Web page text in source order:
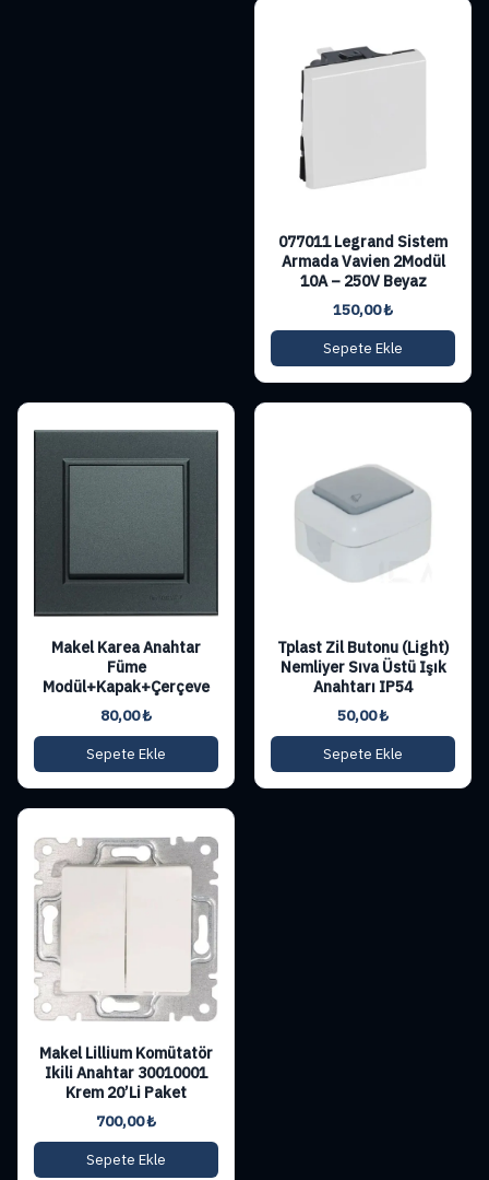
077011 Legrand Sistem
Armada Vavien 2Modül
10A – 250V Beyaz
150,00₺
Sepete Ekle
Makel Karea Anahtar
Füme
Modül+Kapak+Çerçeve
80,00₺
Sepete Ekle
Tplast Zil Butonu (Light)
Nemliyer Sıva Üstü Işık
Anahtarı IP54
50,00₺
Sepete Ekle
Makel Lillium Komütatör
Ikili Anahtar 30010001
Krem 20’Li Paket
700,00₺
Sepete Ekle